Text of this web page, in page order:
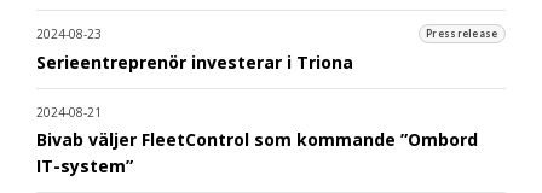
2024-08-23 Pressrelease
Serieentreprenör investerar i Triona
2024-08-21
Bivab väljer FleetControl som kommande ”Ombord
IT-system”